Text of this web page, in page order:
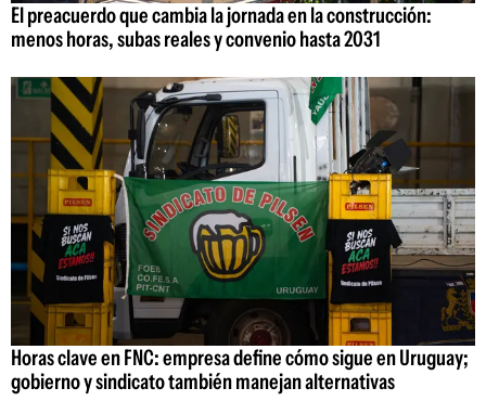
El preacuerdo que cambia la jornada en la construcción:
menos horas, subas reales y convenio hasta 2031
Horas clave en FNC: empresa define cómo sigue en Uruguay;
gobierno y sindicato también manejan alternativas